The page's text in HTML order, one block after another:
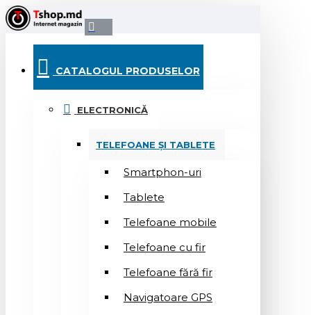
CATALOGUL PRODUSELOR
ELECTRONICĂ
TELEFOANE ȘI TABLETE
Smartphon-uri
Tablete
Telefoane mobile
Telefoane cu fir
Telefoane fără fir
Navigatoare GPS